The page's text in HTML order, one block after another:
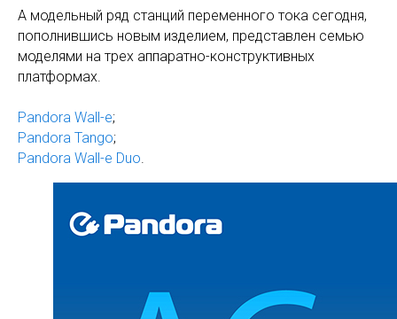
А модельный ряд станций переменного тока сегодня,
пополнившись новым изделием, представлен семью
моделями на трех аппаратно-конструктивных
платформах.
Pandora Wall-e;
Pandora Tango;
Pandora Wall-e Duo